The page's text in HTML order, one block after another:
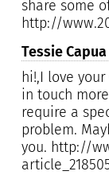
share some
http://
Tessie Capua
hi!,I love
in touch
require a
problem.
you. http://